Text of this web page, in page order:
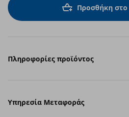
Προσθήκη στο
Πληροφορίες προϊόντος
Υπηρεσία Μεταφοράς